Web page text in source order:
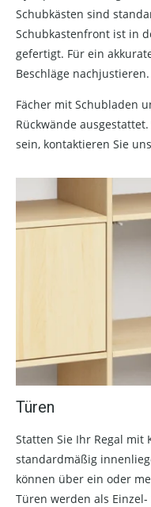
Schubkästen sind
Schubkastenfront ist in
gefertigt. Für ein
Beschläge nachjustieren.
Fächer mit Schubladen
Rückwände
sein, kontaktieren Sie
Türen
Statten Sie Ihr Regal mit
standardmäßig
können über ein oder
Türen werden als